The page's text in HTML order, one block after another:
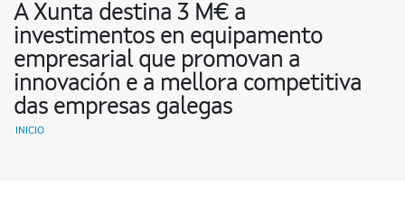
A Xunta destina 3 M€ a
investimentos en equipamento
empresarial que promovan a
innovación e a mellora competitiva
das empresas galegas
INICIO